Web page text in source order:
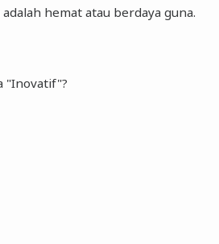
hemat atau berdaya guna.
"Inovatif"?